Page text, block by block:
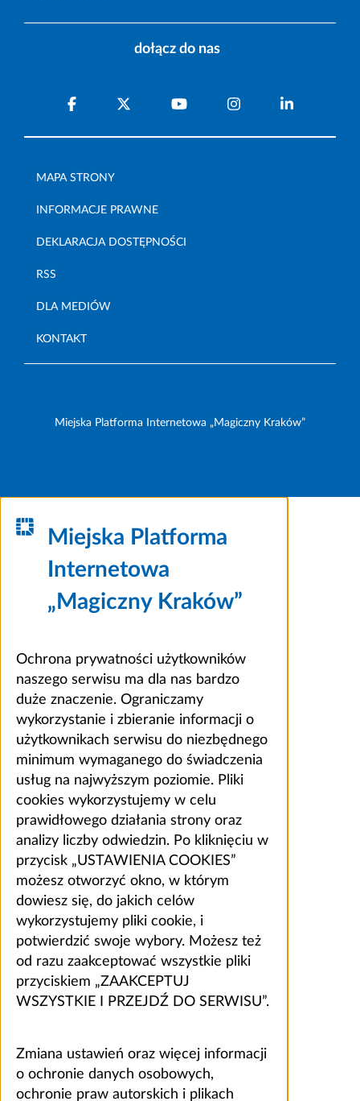
dołącz do nas
MAPA STRONY
INFORMACJE PRAWNE
DEKLARACJA DOSTĘPNOŚCI
RSS
DLA MEDIÓW
KONTAKT
Miejska Platforma Internetowa „Magiczny Kraków”
Miejska Platforma
Internetowa
„Magiczny Kraków”
Ochrona prywatności użytkowników
naszego serwisu ma dla nas bardzo
duże znaczenie. Ograniczamy
wykorzystanie i zbieranie informacji o
użytkownikach serwisu do niezbędnego
minimum wymaganego do świadczenia
usług na najwyższym poziomie. Pliki
cookies wykorzystujemy w celu
prawidłowego działania strony oraz
analizy liczby odwiedzin. Po kliknięciu w
przycisk „USTAWIENIA COOKIES”
możesz otworzyć okno, w którym
dowiesz się, do jakich celów
wykorzystujemy pliki cookie, i
potwierdzić swoje wybory. Możesz też
od razu zaakceptować wszystkie pliki
przyciskiem „ZAAKCEPTUJ
WSZYSTKIE I PRZEJDŹ DO SERWISU”.
Zmiana ustawień oraz więcej informacji
o ochronie danych osobowych,
ochronie praw autorskich i plikach